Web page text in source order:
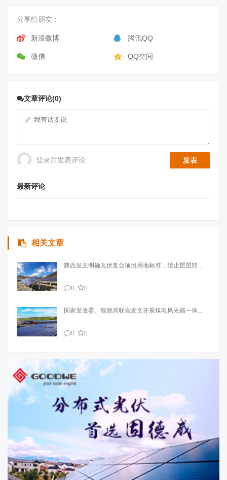
分享给朋友：
新浪微博 腾讯QQ
微信 QQ空间
文章评论(0)
登录后发表评论
最新评论
相关文章
陕西发文明确光伏复合项目用地标准，禁止层层转...
0 0
国家发改委、能源局联合发文开展煤电风光储一体...
0 0